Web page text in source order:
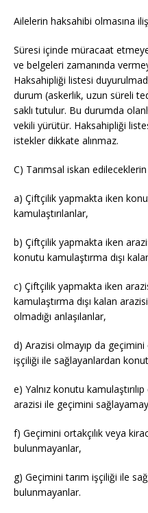
Ailelerin haksahibi olmasına
Süresi içinde müracaat
ve belgeleri zamanında
Haksahipliği listesi
durum (askerlik, uzun süreli
saklı tutulur. Bu durumda
vekili yürütür. Haksahipliği
istekler dikkate alınmaz.
C) Tarımsal iskan edileceklerin
a) Çiftçilik yapmakta iken
kamulaştırılanlar,
b) Çiftçilik yapmakta iken
konutu kamulaştırma dışı
c) Çiftçilik yapmakta iken
kamulaştırma dışı kalan
olmadığı anlaşılanlar,
d) Arazisi olmayıp da geçimini
işçiliği ile sağlayanlardan
e) Yalnız konutu
arazisi ile geçimini
f) Geçimini ortakçılık veya
bulunmayanlar,
g) Geçimini tarım işçiliği ile
bulunmayanlar.